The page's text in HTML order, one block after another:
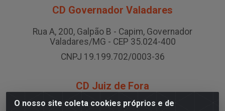
O nosso site coleta cookies próprios e de
CD Governador Valadares
Rua A, 200, Galpão B - Capim, Governador
Valadares/MG - CEP 35.024-400
CNPJ 19.199.702/0003-36
CD Juiz de Fora
Rodovia BR-040 , Nº 0, Área B2 Condominio Brasil LOG